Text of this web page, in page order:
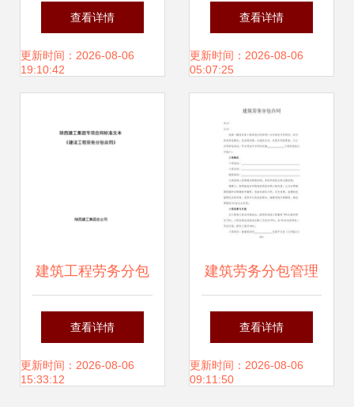
目劳务分包合同规
范化操作实务指南
查看详情
更新时间：2026-08-06
19:10:42
费纠纷案 建设工程
劳务分包合同纠纷
查看详情
更新时间：2026-08-06
05:07:25
建筑工程劳务分包
合同管理与风险防
范实务指南
查看详情
更新时间：2026-08-06
15:33:12
建筑劳务分包管理
要点解析
查看详情
更新时间：2026-08-06
09:11:50